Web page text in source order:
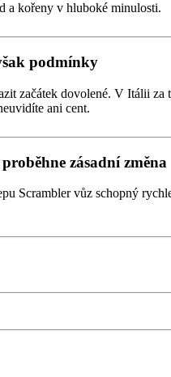
a kořeny v hluboké minulosti.
podmínky
začátek dovolené. V Itálii
ani cent.
zásadní změna
Scrambler vůz schopný